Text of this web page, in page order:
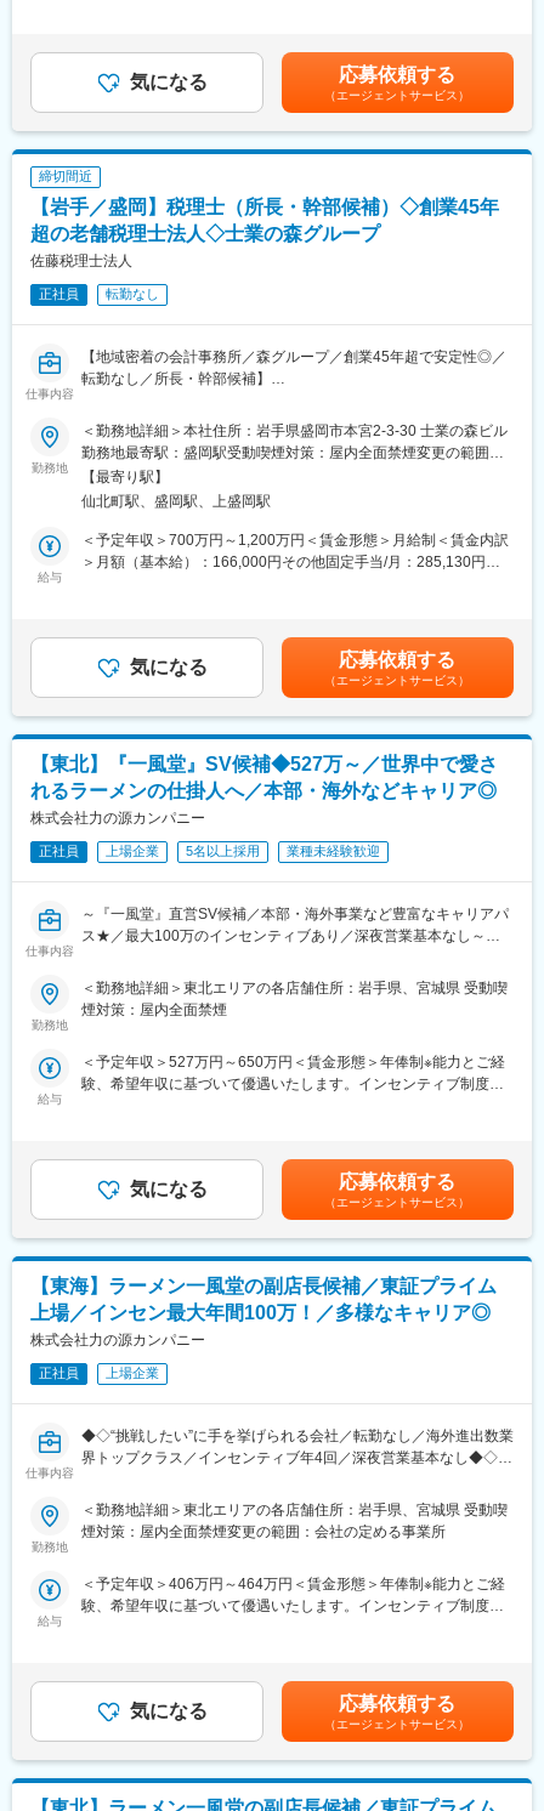
変更の範囲：会社の定める業務
＜同社の特徴＞
・各分野の専門家や実務コンサルタントが顧客に合わせたプロジ
提供します。
・チームコンサルティングを主眼に置いて企業支援を行っている
ため幅広い経験を積むことができます。
・スタッフ全員が「全体最適」の視点を持って仕事を行うため、
コミュニケーションのズレも防ぐことができています。そのため
客満足度も高いです。
給与には30時間分の固定残業代を含む/超過分は全額支給※経験・
能力、現年収など考慮の上、決定いたします■昇給：年1回■賞
与：年2回（2ヶ月×2回）賃金はあくまでも目安の金額であり、選
考を通じて上下する可能性があります。月給(月額)は固定手当を含
めた表記です。
気になる 応募依頼する
（エージェントサービス）
締切間近
【岩手／盛岡】税理士（所長・幹部候補）◇創業45年
超の老舗税理士法人◇士業の森グループ
佐藤税理士法人
正社員 転勤なし
仕事内容
【地域密着の会計事務所／森グループ／創業45年超で安定性◎／
転勤なし／所長・幹部候補】
■職務内容：
税理士として、地元企業のお客様の税務相談対応を行っていただ
きます。将来的には所長としてご活躍頂ける方を探しています
■職務詳細：
広く個人、法人の税務相談や申告支援、決算手続きなどに対応し
ていただきます。
・事業経営支援業務：事業計画の立案や経営分析、その他経営に
関する相談対応
・税務申告支援業務：個人、法人の決算手続きや確定申告書作
■キャリアパス：
当法人幹部・所長候補税理士として、お客様の税に関するコンサ
ルティングや、当法人内の組織運営に取り組んでいただきます。
■当法人の特徴：
◇創業より地域に根差した税理士事務所として、地元のお客様の
決算会計業務を行っています。長年の実績と経験からお客様と信
頼関係を築き上げ、多くのお客様より顧問としてご契約いただい
ております。
◇現在は、税業務以外の事業承継・MA・相続等の相談業務のほ
談に対応できる体制を整えております。岩手県で事業を行う企
業、経営者様の様々なお悩みに応えるべく、45年以上積み上げて
おります。
「情報発信力」において一番となり、ひいてはお客様とともに一
番になることを掲げております。
勤務地
＜勤務地詳細＞本社住所：岩手県盛岡市本宮2-3-30 士業の森ビル
勤務地最寄駅：盛岡駅受動喫煙対策：屋内全面禁煙変更の範囲：
無【最寄り駅】
仙北町駅、盛岡駅、上盛岡駅
給与
＜予定年収＞700万円～1,200万円＜賃金形態＞月給制＜賃金内訳
＞月額（基本給）：166,000円その他固定手当/月：285,130円～
与：年2回■資格手当：5,000円～80,000円（所有している資格に
よる）賃金はあくまでも目安の金額であり、選考を通じて上下す
る可能性があります。月給(月額)は固定手当を含めた表記です。
気になる 応募依頼する
（エージェントサービス）
【東北】『一風堂』SV候補◆527万～／世界中で愛さ
れるラーメンの仕掛人へ／本部・海外などキャリア◎
株式会社力の源カンパニー
正社員 上場企業 5名以上採用 業種未経験歓迎
仕事内容
～『一風堂』直営SV候補／本部・海外事業など豊富なキャリアパ
ス★／最大100万のインセンティブあり／深夜営業基本なし～
国内外で約300店舗、世界15の国や地域で展開する世界的ブラン
ド『一風堂』のSV候補をお任せいたします。
す。
・調理業務、仕込み、ホール業務
・売上金管理、食材管理
・店舗の衛生管理
・スタッフの育成、シフトの管理
・店舗の経営戦略の立案
・店舗の売上を高める企画立案
※店長、SVとしてご活躍いただいた後は、海外事業部、商品開発
部、人材開発部など本部・海外事業へのキャリアパスや独立支援
制度もございます。
・入社8年目30歳・ブロック長職/(インセンティブ含む年俸)660万
円
■働き方ついて
・月8～9休／深夜営業基本なし
■インセンティブ制度／年4回
～100万
■当社について
目指すのは2028年3月期にグループ売上高500億、営業利益50億
以上、約500店舗の展開！国内は毎年10～20、海外は20~30店舗
の出店を予定しています。
勤務地
＜勤務地詳細＞東北エリアの各店舗住所：岩手県、宮城県 受動喫
煙対策：屋内全面禁煙
給与
＜予定年収＞527万円～650万円＜賃金形態＞年俸制※能力とご経
験、希望年収に基づいて優遇いたします。インセンティブ制度あ
486,666円（12分割）（一律手当を含む）＜昇給有無＞有＜残業
手当＞有＜給与補足＞■昇給年1回、インセンティブ制度：年4回
（店舗の目標達成時に支給）■モデル例:・入社5年目27歳・SV
職/(インセンティブ含む年俸)580万円・入社8年目30歳・ブロック
長職/(インセンティブ含む年俸)660万円賃金はあくまでも目安の金
額であり、選考を通じて上下する可能性があります。月給(月額)は
固定手当を含めた表記です。
気になる 応募依頼する
（エージェントサービス）
【東海】ラーメン一風堂の副店長候補／東証プライム
上場／インセン最大年間100万！／多様なキャリア◎
株式会社力の源カンパニー
正社員 上場企業
仕事内容
◆◇“挑戦したい”に手を挙げられる会社／転勤なし／海外進出数業
界トップクラス／インセンティブ年4回／深夜営業基本なし◆◇
■おすすめPOINT ＼世界的人気ブランドで“おもてなし”を極める
店舗マネジメント職／
・深夜勤務は基本なし＆欠員時はエリアで支え合う体制で、急な
休日出勤や長時間労働を防ぐ仕組みあり◎
■職務内容
・調理、仕込み、ホール業務
・売上金、食材管理
・店舗の衛生管理
・スタッフ育成、シフト管理
・店舗の経営戦略
勤務地
＜勤務地詳細＞東北エリアの各店舗住所：岩手県、宮城県 受動喫
煙対策：屋内全面禁煙変更の範囲：会社の定める事業所
給与
＜予定年収＞406万円～464万円＜賃金形態＞年俸制※能力とご経
験、希望年収に基づいて優遇いたします。インセンティブ制度あ
387,000円（12分割）（一律手当を含む）＜昇給有無＞有＜残業
手当＞有＜給与補足＞■昇給年1回、インセンティブ制度：年4回
（店舗の目標達成時に支給）■モデル例:・入社2年目24歳・店長
職/(インセンティブ含む年俸)470万円・入社5年目27歳・SV職/(イ
ンセンティブ含む年俸)580万円・入社8年目30歳・ブロック長
職/(インセンティブ含む年俸)660万円賃金はあくまでも目安の金額
気になる 応募依頼する
（エージェントサービス）